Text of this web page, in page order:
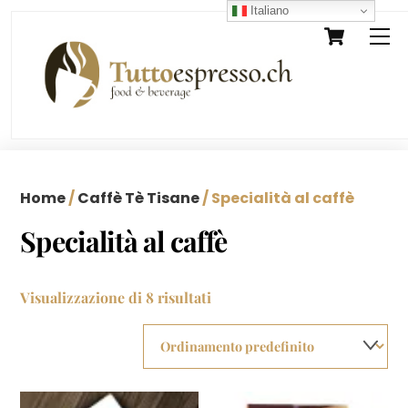
content
Cart
Home/Caffè Tè Tisane/ Specialità al caffè
Specialità al caffè
Visualizzazione di 8 risultati
Italiano